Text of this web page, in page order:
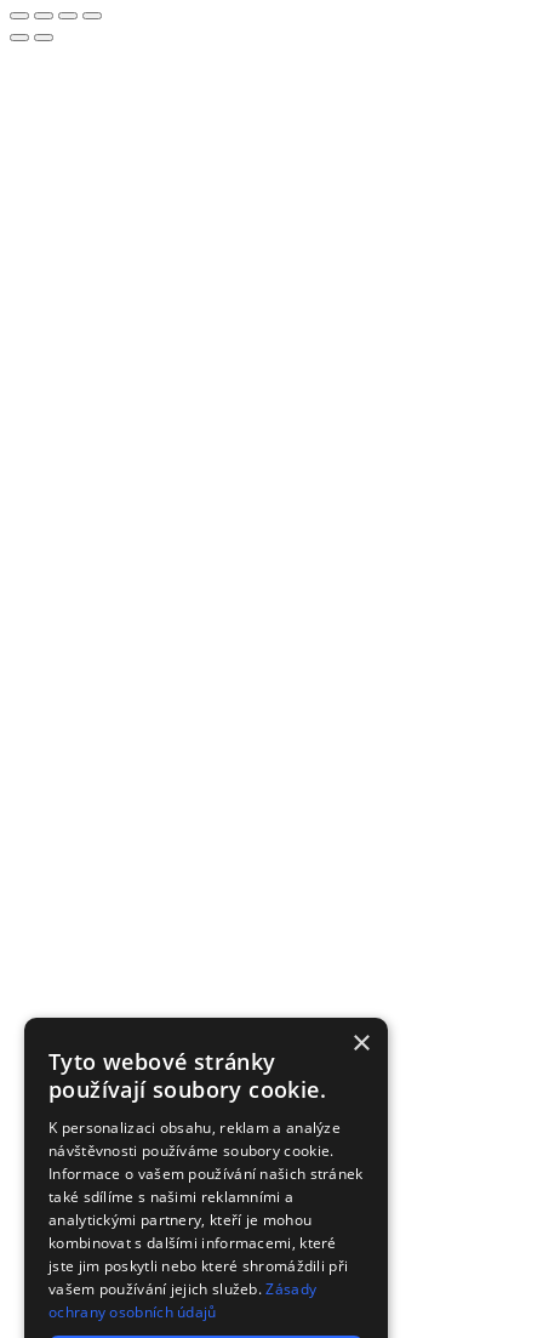
×
Tyto webové stránky
používají soubory cookie.
K personalizaci obsahu, reklam a analýze
návštěvnosti používáme soubory cookie.
Informace o vašem používání našich stránek
také sdílíme s našimi reklamními a
analytickými partnery, kteří je mohou
kombinovat s dalšími informacemi, které
jste jim poskytli nebo které shromáždili při
vašem používání jejich služeb.Zásady
ochrany osobních údajů